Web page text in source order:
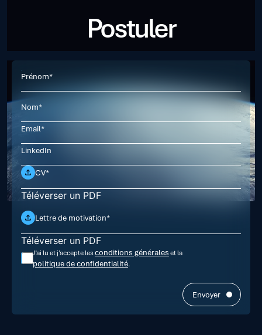
Postuler
CV*
Téléverser un PDF
Lettre de motivation*
Téléverser un PDF
J’ai lu et j’accepte lesconditions générales et la
politique de confidentialité.
Envoyer